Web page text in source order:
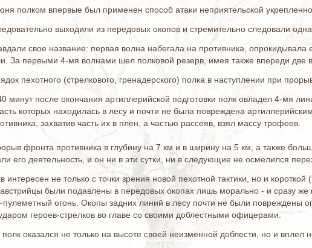
полком впервые был применен способ атаки неприятельской
выходили из передовых окопов и стремительно следовали
свое название: первая волна набегала на противника,
За первыми 4-мя волнами шел полковой резерв, имея также впереди две
пехотного (стрелкового, гренадерского) полка в наступлении при
минут после окончания артиллерийской подготовки полк овладел 4-мя
которых находилась в лесу и почти не была повреждена
захватив часть их в плен, а частью рассеяв, взял массу трофеев.
фронта противника в глубину на 7 км и в ширину на 5 км, а также
его деятельность, и он ни в эти сутки, ни в следующие не осмелился
интересен не только с точки зрения новой пехотной тактики, но и
были подавлены в передовых окопах лишь морально - и сразу
пулеметный огонь. Окопы задних линий в лесу почти не были повреждены
героев-стрелков во главе со своими доблестными офицерами.
оказался не только на высоте своей неизменной доблести, но и вплел